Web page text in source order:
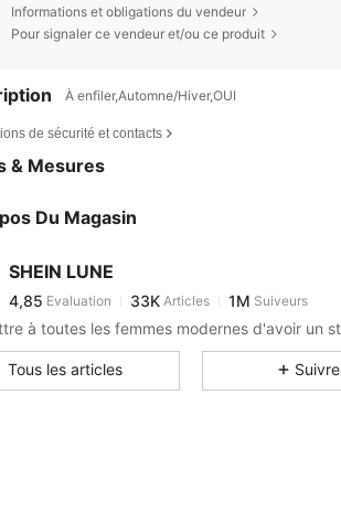
Informations et obligations du vendeur
Pour signaler ce vendeur et/ou ce produit
À enfiler,Automne/Hiver,OUI
de sécurité et contacts
& Mesures
Du Magasin
SHEIN LUNE
4,85
4,85
33K
4,85
33K 1M
r***4est en train de naviguer
4,85 33K
1M
4,85
33K
1M
4,85
33K
1M
Tous les articles Suivre